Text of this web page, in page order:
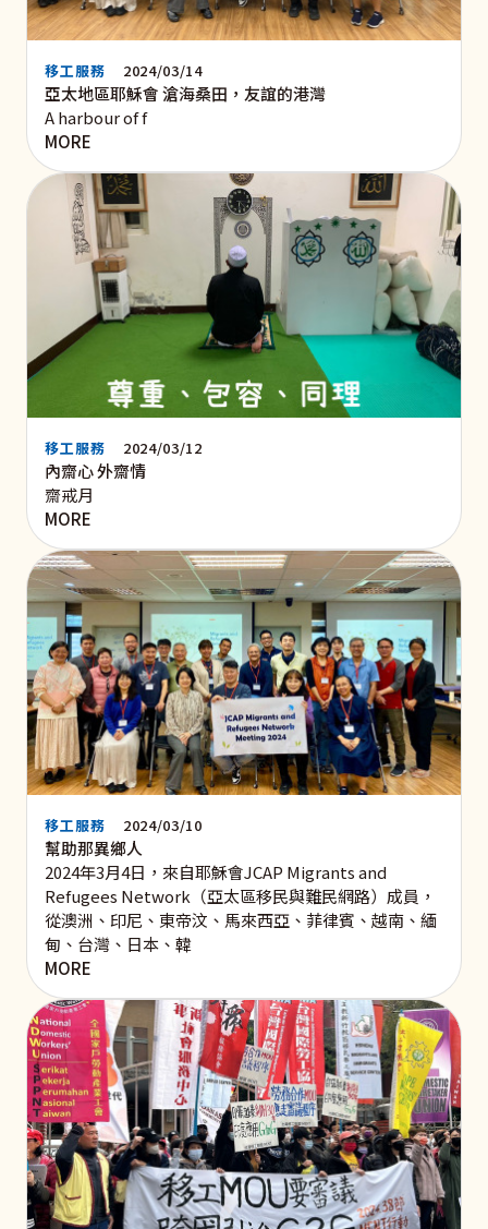
移工服務 2024/03/14
亞太地區耶穌會 滄海桑田，友誼的港灣
A harbour of f
MORE
移工服務 2024/03/12
內齋心 外齋情
齋戒月
MORE
移工服務 2024/03/10
幫助那異鄉人
2024年3月4日，來自耶穌會JCAP Migrants and
Refugees Network（亞太區移民與難民網路）成員，
從澳洲、印尼、東帝汶、馬來西亞、菲律賓、越南、緬
甸、台灣、日本、韓
MORE